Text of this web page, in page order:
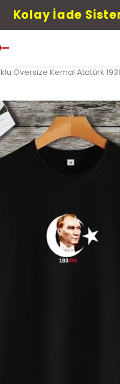
Kolay İade
Oversize Kemal Atatürk